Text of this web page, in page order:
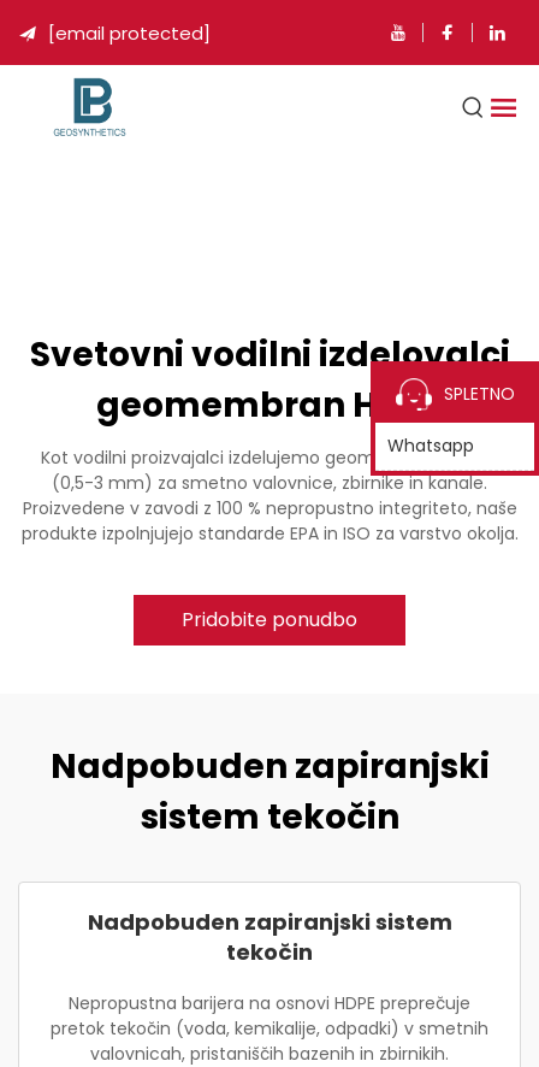
 [email protected]
Svetovni vodilni izdelovalci
geomembran HDPE
Kot vodilni proizvajalci izdelujemo geomembrane HDPE
(0,5-3 mm) za smetno valovnice, zbirnike in kanale.
Proizvedene v zavodi z 100 % nepropustno integriteto, naše
produkte izpolnjujejo standarde EPA in ISO za varstvo okolja.
Pridobite ponudbo
Nadpobuden zapiranjski
sistem tekočin
Nadpobuden zapiranjski sistem
tekočin
Nepropustna barijera na osnovi HDPE preprečuje
pretok tekočin (voda, kemikalije, odpadki) v smetnih
valovnicah, pristaniščih bazenih in zbirnikih.
SPLETNO
Whatsapp